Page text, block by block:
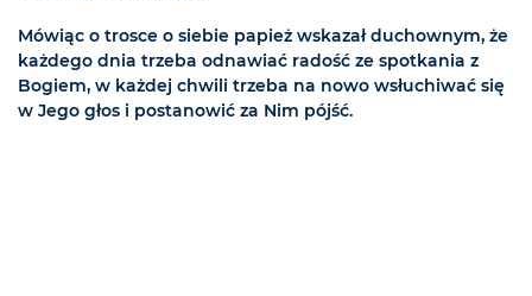
Mówiąc o trosce o siebie papież wskazał duchownym, że
każdego dnia trzeba odnawiać radość ze spotkania z
Bogiem, w każdej chwili trzeba na nowo wsłuchiwać się
w Jego głos i postanowić za Nim pójść.